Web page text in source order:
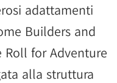
adattamenti
Builders and
Roll for Adventure
alla struttura